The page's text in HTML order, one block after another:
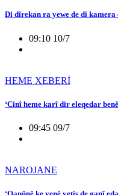
Di dîrekan ra yewe de di kamera
09:10 10/7
HEME XEBERİ
‘Cinî heme karî dir eleqedar
09:45 09/7
NAROJANE